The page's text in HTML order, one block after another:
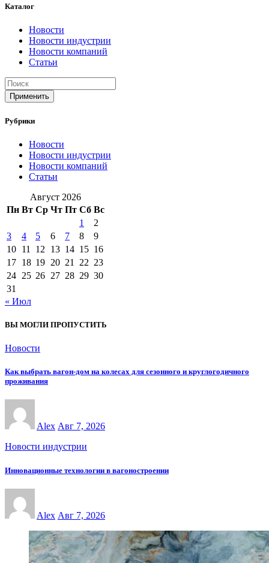
Каталог
Новости
Новости индустрии
Новости компаний
Статьи
Применить
Рубрики
Новости
Новости индустрии
Новости компаний
Статьи
Август 2026
Пн Вт Ср Чт Пт Сб Вс
1
2
3
4 5 6 7 8
9
10 11 12 13 14 15 16
17 18 19 20 21 22 23
24 25 26 27 28 29 30
31
« Июл
ВЫ МОГЛИ ПРОПУСТИТЬ
Новости
Как выбрать вагон-дом на колесах для сезонного и круглогодичного
проживания
Alex Авг 7, 2026
Новости индустрии
Инновационные технологии в вагоностроении
Alex Авг 7, 2026